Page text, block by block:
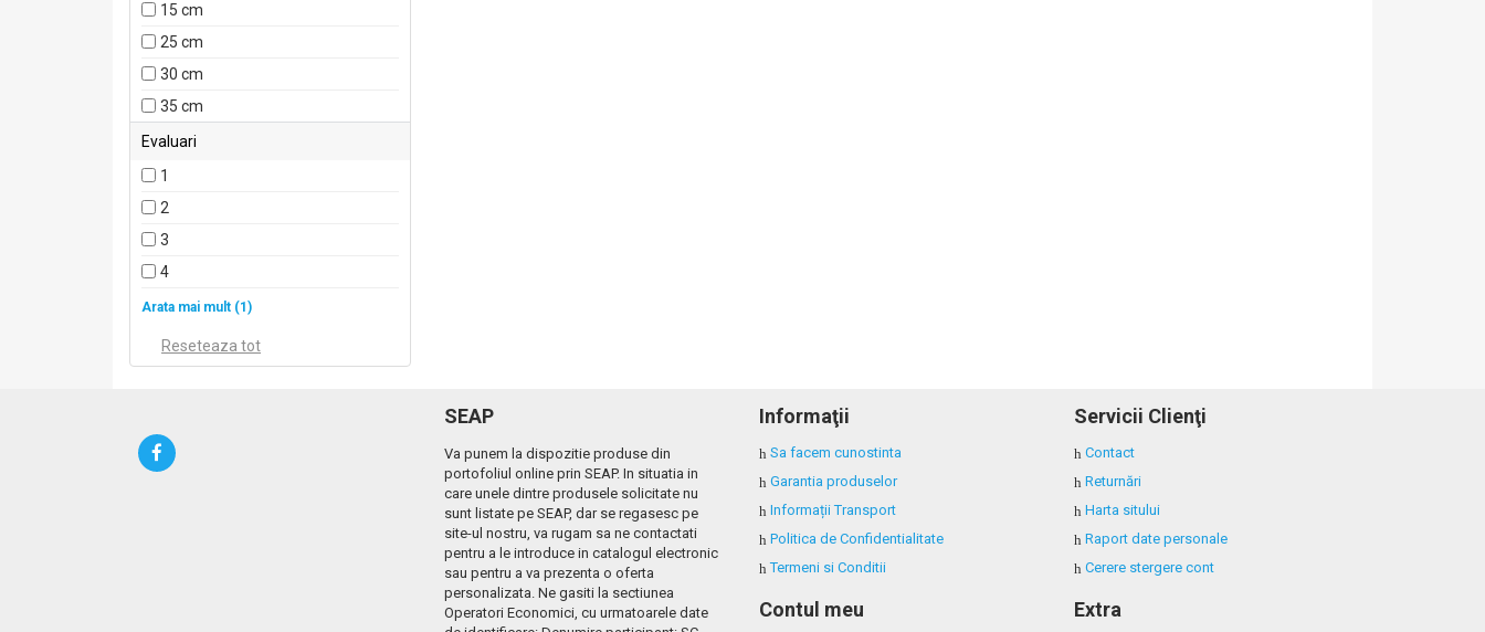
15 cm
25 cm
30 cm
35 cm
Evaluari
1
2
3
4
5
Arata mai mult (1)
SEAP
Va punem la dispozitie produse din
portofoliul online prin SEAP. In situatia in
care unele dintre produsele solicitate nu
sunt listate pe SEAP, dar se regasesc pe
site-ul nostru, va rugam sa ne contactati
pentru a le introduce in catalogul electronic
sau pentru a va prezenta o oferta
personalizata. Ne gasiti la sectiunea
Operatori Economici, cu urmatoarele date
Informaţii
Sa facem cunostinta
Garantia produselor
Informații Transport
Politica de Confidentialitate
Termeni si Conditii
Servicii Clienţi
Contact
Returnări
Harta sitului
Raport date personale
Cerere stergere cont
Contul meu Extra